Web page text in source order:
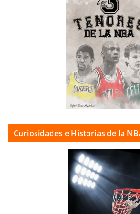
Curiosidades e Historias de la